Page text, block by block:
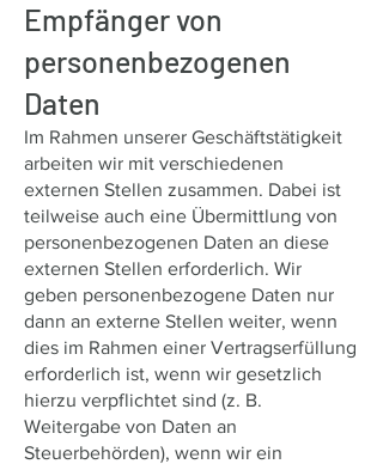
Empfänger von
personenbezogenen
Daten
Im Rahmen unserer Geschäftstätigkeit
arbeiten wir mit verschiedenen
externen Stellen zusammen. Dabei ist
teilweise auch eine Übermittlung von
personenbezogenen Daten an diese
externen Stellen erforderlich. Wir
geben personenbezogene Daten nur
dann an externe Stellen weiter, wenn
dies im Rahmen einer Vertragserfüllung
erforderlich ist, wenn wir gesetzlich
hierzu verpflichtet sind (z. B.
Weitergabe von Daten an
Steuerbehörden), wenn wir ein